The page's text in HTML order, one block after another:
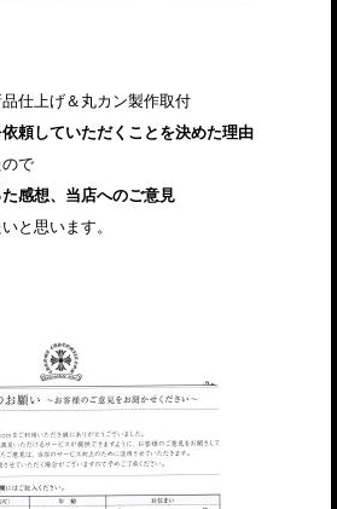
仕上げ＆丸カン製作取付
頼していただくことを決めた理由
で
感想、当店へのご意見
と思います。